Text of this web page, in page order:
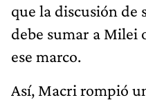
que la discusión de
debe sumar a Milei
ese marco.
Así, Macri rompió